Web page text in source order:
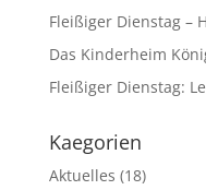
Fleißiger Dienstag –
Das Kinderheim
Fleißiger Dienstag:
Kaegorien
Aktuelles (18)